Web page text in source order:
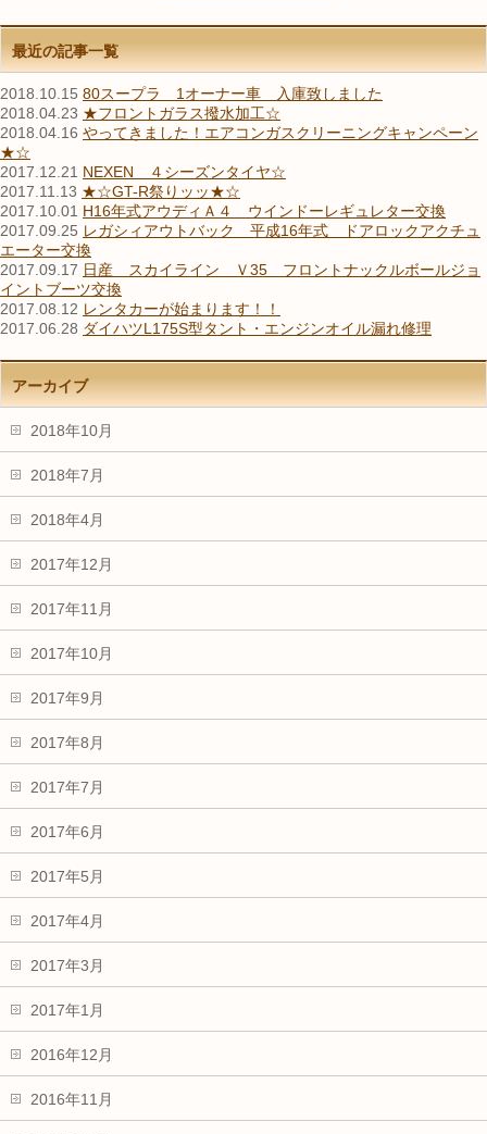
最近の記事一覧
2018.10.15 80スープラ 1オーナー車 入庫致しました
2018.04.23 ★フロントガラス撥水加工☆
2018.04.16 やってきました！エアコンガスクリーニングキャンペーン
★☆
2017.12.21 NEXEN ４シーズンタイヤ☆
2017.11.13 ★☆GT-R祭りッッ★☆
2017.10.01 H16年式アウディＡ４ ウインドーレギュレター交換
2017.09.25 レガシィアウトバック 平成16年式 ドアロックアクチュ
エーター交換
2017.09.17 日産 スカイライン Ｖ35 フロントナックルボールジョ
イントブーツ交換
2017.08.12 レンタカーが始まります！！
2017.06.28 ダイハツL175S型タント・エンジンオイル漏れ修理
アーカイブ
2018年10月
2018年7月
2018年4月
2017年12月
2017年11月
2017年10月
2017年9月
2017年8月
2017年7月
2017年6月
2017年5月
2017年4月
2017年3月
2017年1月
2016年12月
2016年11月